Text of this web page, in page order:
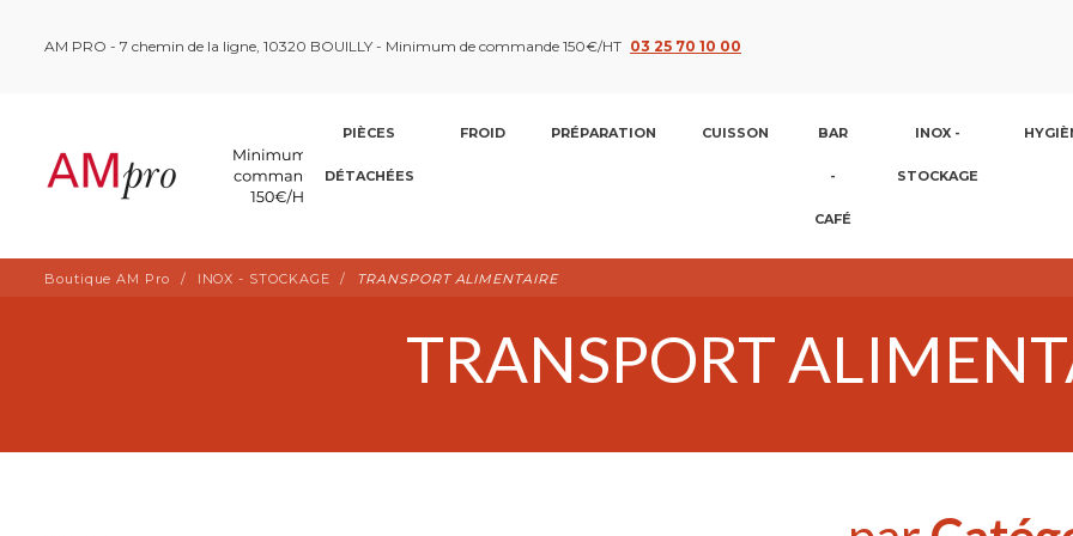
AM PRO - 7 chemin de la ligne, 10320 BOUILLY - Minimum de commande 150€/HT 03 25 70 10 00
PIÈCES
DÉTACHÉES
FROID PRÉPARATION CUISSON BAR
-
CAFÉ
INOX -
STOCKAGE
Boutique AM Pro INOX - STOCKAGE TRANSPORT ALIMENTAIRE
TRANSPORT